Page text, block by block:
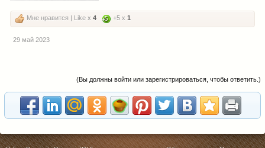
Мне нравится | Like x 4 +5 x 1
29 май 2023
(Вы должны войти или зарегистрироваться, чтобы ответить.)